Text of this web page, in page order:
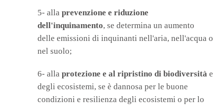
5- alla prevenzione e riduzione
dell'inquinamento, se determina un aumento
delle emissioni di inquinanti nell'aria, nell'acqua o
nel suolo;
6- alla protezione e al ripristino di biodiversità e
degli ecosistemi, se è dannosa per le buone
condizioni e resilienza degli ecosistemi o per lo